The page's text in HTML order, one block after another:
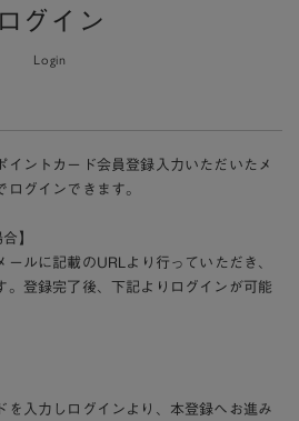
ログイン
Login
イントカード会員登録入力いただいたメ
ログインできます。
】
ルに記載のURLより行っていただき、
。登録完了後、下記よりログインが可能
を入力しログインより、本登録へお進み